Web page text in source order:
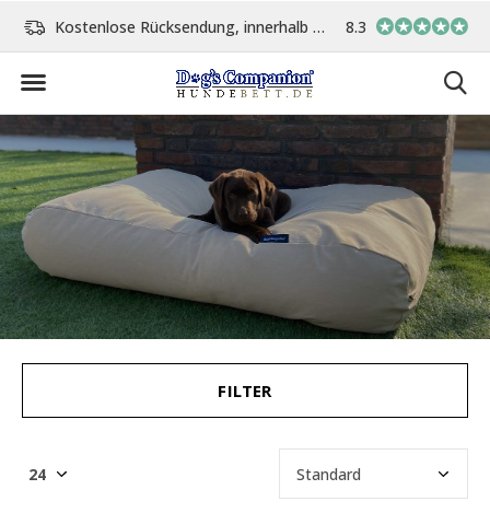
Vor 15:00 Uhr bestellt, am gleichen Tag versand In eigener
8.3
FILTER